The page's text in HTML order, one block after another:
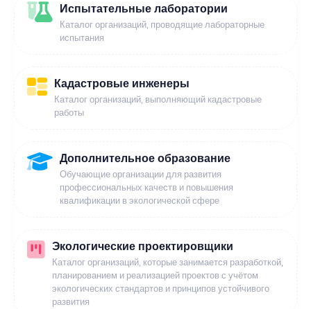
Испытательные лаборатории
Каталог организаций, проводящие лабораторные
испытания
Кадастровые инженеры
Каталог организаций, выполняющий кадастровые
работы
Дополнительное образование
Обучающие организации для развития
профессиональных качеств и повышения
квалификации в экологической сфере
Экологические проектировщики
Каталог организаций, которые занимается разработкой,
планированием и реализацией проектов с учётом
экологических стандартов и принципов устойчивого
развития